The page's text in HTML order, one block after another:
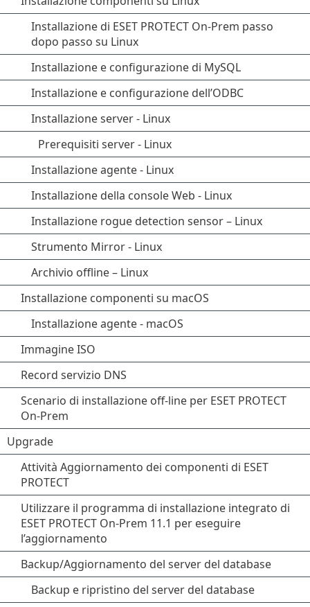
Installazione di ESET PROTECT On-Prem passo
dopo passo su Linux
Installazione e configurazione di MySQL
Installazione e configurazione dell’ODBC
Installazione server - Linux
Prerequisiti server - Linux
Installazione agente - Linux
Installazione della console Web - Linux
Installazione rogue detection sensor – Linux
Strumento Mirror - Linux
Archivio offline – Linux
Installazione componenti su macOS
Installazione agente - macOS
Immagine ISO
Record servizio DNS
Scenario di installazione off-line per ESET PROTECT
On-Prem
Upgrade
Attività Aggiornamento dei componenti di ESET
PROTECT
Utilizzare il programma di installazione integrato di
ESET PROTECT On-Prem 11.1 per eseguire
l’aggiornamento
Backup/Aggiornamento del server del database
Backup e ripristino del server del database